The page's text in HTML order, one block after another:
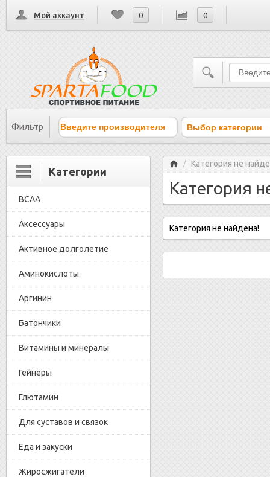
Мой аккаунт 0 0
Фильтр Выбор категории
Категории
BCAA
Аксессуары
Активное долголетие
Аминокислоты
Аргинин
Батончики
Витамины и минералы
Гейнеры
Глютамин
Для суставов и связок
Еда и закуски
Жиросжигатели
Главная
/ Категория не
Категория
Категория не найдена!